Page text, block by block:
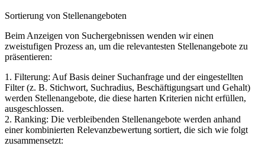
Sortierung von Stellenangeboten
Beim Anzeigen von Suchergebnissen wenden wir einen
zweistufigen Prozess an, um die relevantesten Stellenangebote zu
präsentieren:
1. Filterung: Auf Basis deiner Suchanfrage und der eingestellten
Filter (z. B. Stichwort, Suchradius, Beschäftigungsart und Gehalt)
werden Stellenangebote, die diese harten Kriterien nicht erfüllen,
ausgeschlossen.
2. Ranking: Die verbleibenden Stellenangebote werden anhand
einer kombinierten Relevanzbewertung sortiert, die sich wie folgt
zusammensetzt: